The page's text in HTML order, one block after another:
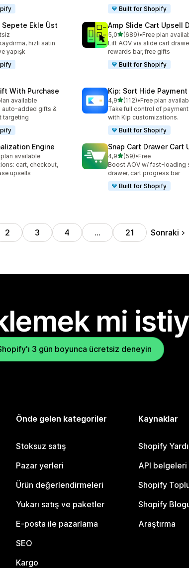
Built for Shopify
Sepete Ekle Üst
hızlı satın
yapışk
Amp Slide Cart Upsell
5,05 yıldız üzerinden
(689)
toplam 689 değerlendirme
•Free plan
Lift AOV via slide cart
rewards bar, free gifts
Built for Shopify
With Purchase
available
auto-added gifts &
targeting
Kip: Sort Hide
4,95 yıldız üzerinden
(112)
toplam 112 değerlendirme
•Free plan
Take full control of
with Kip customizations.
Built for Shopify
Engine
plan available
cart, checkout,
upsells
Snap Cart Drawer Cart
4,95 yıldız üzerinden
(59)
toplam 59 değerlendirme
•Free
Boost AOV w/ fast-loading
drawer, cart progress bar
Built for Shopify
2 3 4 … 21 Sonraki
mi
3 gün boyunca ücretsiz deneyin
Önde gelen kategoriler
Stoksuz satış
Pazar yerleri
Ürün değerlendirmeleri
Yukarı satış ve paketler
E-posta ile pazarlama
SEO
Kargo
Kaynaklar
Shopify
API belgeleri
Shopify
Shopify
Araştırma